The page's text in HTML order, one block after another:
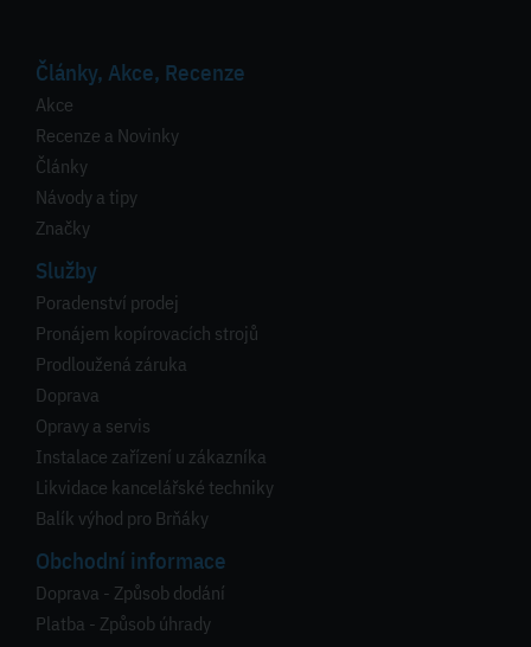
Články, Akce, Recenze
Akce
Recenze a Novinky
Články
Návody a tipy
Značky
Služby
Poradenství prodej
Pronájem kopírovacích strojů
Prodloužená záruka
Doprava
Opravy a servis
Instalace zařízení u zákazníka
Likvidace kancelářské techniky
Balík výhod pro Brňáky
Obchodní informace
Doprava - Způsob dodání
Platba - Způsob úhrady